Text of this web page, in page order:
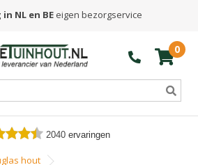
NL en BE eigen bezorgservice
0
2040 ervaringen
hout